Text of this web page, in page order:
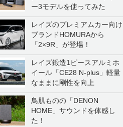
ー3モデルを使ってみた
レイズのプレミアムカー向け
ブランドHOMURAから
「2×9R」が登場！
レイズ鍛造1ピースアルミホ
イール「CE28 N-plus」軽量
なままに剛性を向上
鳥肌ものの「DENON
HOME」サウンドを体感し
た！